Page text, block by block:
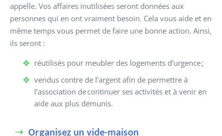
appelle. Vos affaires inutilisées seront données aux
personnes qui en ont vraiment besoin. Cela vous aide et en
même temps vous permet de faire une bonne action. Ainsi,
ils seront :
réutilisés pour meubler des logements d’urgence;
vendus contre de l’argent afin de permettre à
l’association decontinuer ses activités et à venir en
aide aux plus démunis.
Organisez un vide-maison